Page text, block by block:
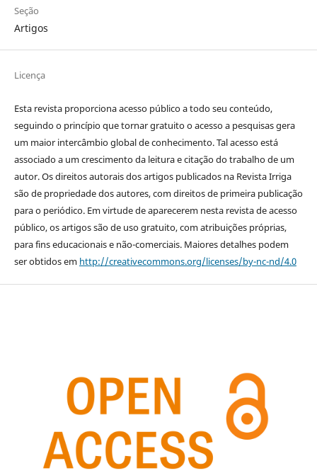
Seção
Artigos
Licença
Esta revista proporciona acesso público a todo seu conteúdo,
seguindo o princípio que tornar gratuito o acesso a pesquisas gera
um maior intercâmbio global de conhecimento. Tal acesso está
associado a um crescimento da leitura e citação do trabalho de um
autor. Os direitos autorais dos artigos publicados na Revista Irriga
são de propriedade dos autores, com direitos de primeira publicação
para o periódico. Em virtude de aparecerem nesta revista de acesso
público, os artigos são de uso gratuito, com atribuições próprias,
para fins educacionais e não-comerciais. Maiores detalhes podem
ser obtidos em http://creativecommons.org/licenses/by-nc-nd/4.0